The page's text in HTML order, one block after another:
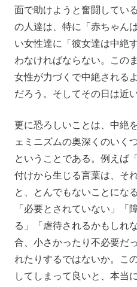
面で助けようと奮闘してい
の人達は、特に「赤ちゃん
い女性達に「彼女達は中絶
わなければならない。この
女性が力づくで中絶される
だろう。そしてその日は近
更に恐ろしいことは、中絶
ェミニズムの奥深くのいく
ということである。例えば
付けから生じる言葉は、そ
と、とんでもないことにな
「必要とされていない」「
る」「虐待されるかもしれ
合、小さかったり不必要だ
れたりするではないか。こ
してしまって良いと、本当